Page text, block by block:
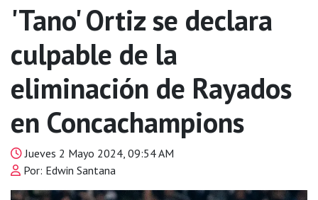
'Tano' Ortiz se declara
culpable de la
eliminación de Rayados
en Concachampions
Jueves 2 Mayo 2024, 09:54 AM
Por: Edwin Santana